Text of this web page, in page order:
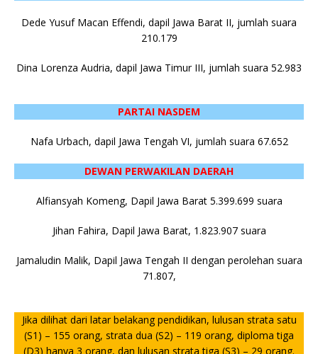
Dede Yusuf Macan Effendi, dapil Jawa Barat II, jumlah suara
210.179
Dina Lorenza Audria, dapil Jawa Timur III, jumlah suara 52.983
PARTAI NASDEM
Nafa Urbach, dapil Jawa Tengah VI, jumlah suara 67.652
DEWAN PERWAKILAN DAERAH
Alfiansyah Komeng, Dapil Jawa Barat 5.399.699 suara
Jihan Fahira, Dapil Jawa Barat, 1.823.907 suara
Jamaludin Malik, Dapil Jawa Tengah II dengan perolehan suara
71.807,
Jika dilihat dari latar belakang pendidikan, lulusan strata satu
(S1) – 155 orang, strata dua (S2) – 119 orang, diploma tiga
(D3) hanya 3 orang, dan lulusan strata tiga (S3) – 29 orang.